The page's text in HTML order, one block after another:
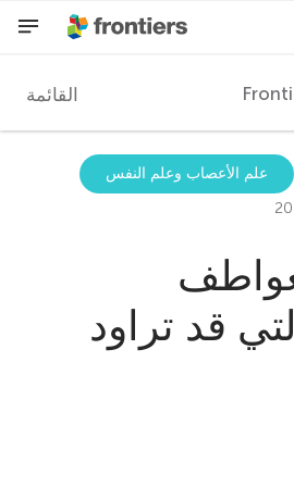
القائمة
المشاركون
علم الأعصاب وعلم النفس
قد تراود